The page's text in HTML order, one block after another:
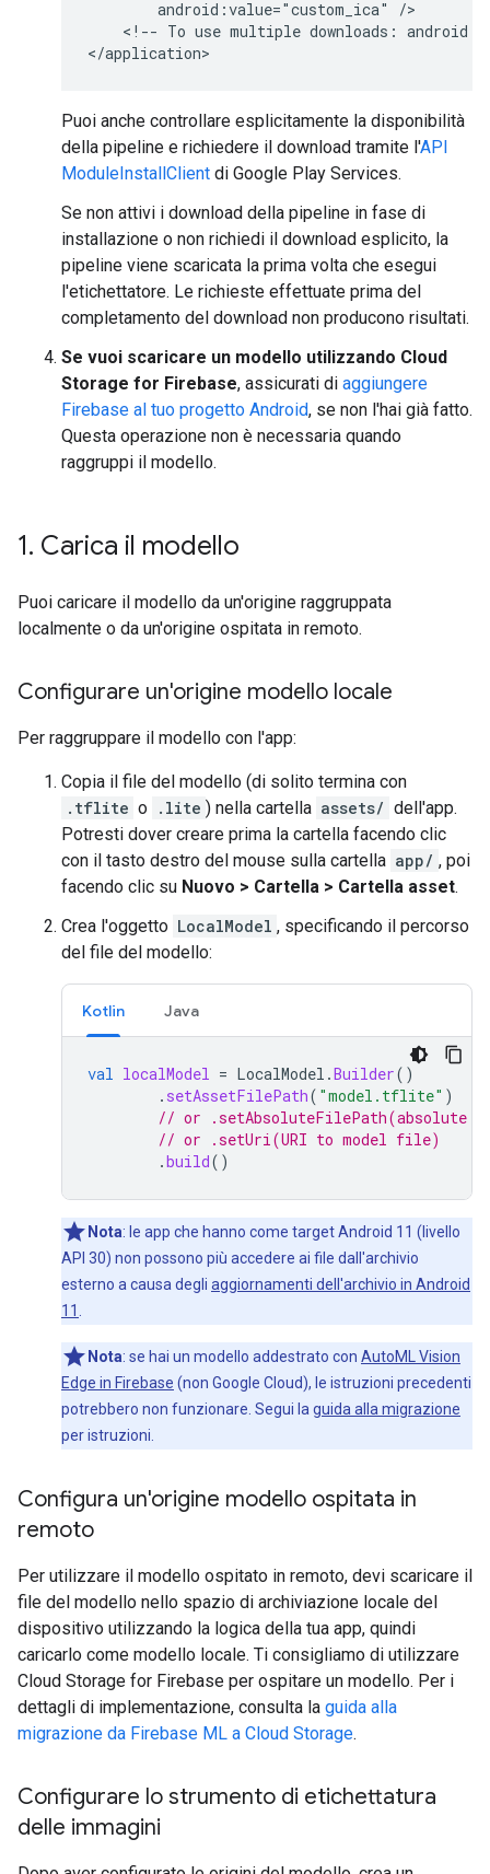
android:value="custom_ica"
<!-- To use multiple downloads:
Puoi anche controllare esplicitamente la disponibilità
della pipeline e richiedere il download tramite l'API
ModuleInstallClient di Google Play Services.
Se non attivi i download della pipeline in fase di
installazione o non richiedi il download esplicito, la
pipeline viene scaricata la prima volta che esegui
l'etichettatore. Le richieste effettuate prima del
completamento del download non producono risultati.
Se vuoi scaricare un modello utilizzando Cloud
Storage for Firebase, assicurati di aggiungere
Firebase al tuo progetto Android, se non l'hai già fatto.
Questa operazione non è necessaria quando
raggruppi il modello.
1. Carica il modello
Puoi caricare il modello da un'origine raggruppata
localmente o da un'origine ospitata in remoto.
Configurare un'origine modello locale
Per raggruppare il modello con l'app:
Copia il file del modello (di solito termina con
.tflite o .lite ) nella cartella assets/ dell'app.
Potresti dover creare prima la cartella facendo clic
con il tasto destro del mouse sulla cartella app/ , poi
facendo clic su Nuovo > Cartella > Cartella asset.
Crea l'oggetto LocalModel , specificando il percorso
del file del modello:
Kotlin Java
val localModel = LocalModel .Builder()
. setAssetFilePath( "model.tflite" )
// or .setAbsoluteFilePath(absolute
// or .setUri(URI to model file)
.build()
Nota: le app che hanno come target Android 11 (livello
API 30) non possono più accedere ai file dall'archivio
esterno a causa degli aggiornamenti dell'archivio in Android
11
Nota: se hai un modello addestrato con AutoML Vision
Edge in Firebase (non Google Cloud), le istruzioni precedenti
potrebbero non funzionare. Segui la guida alla migrazione
per istruzioni.
Configura un'origine modello ospitata in
remoto
Per utilizzare il modello ospitato in remoto, devi scaricare il
file del modello nello spazio di archiviazione locale del
dispositivo utilizzando la logica della tua app, quindi
caricarlo come modello locale. Ti consigliamo di utilizzare
Cloud Storage for Firebase per ospitare un modello. Per i
dettagli di implementazione, consulta la guida alla
migrazione da Firebase ML a Cloud Storage.
Configurare lo strumento di etichettatura
delle immagini